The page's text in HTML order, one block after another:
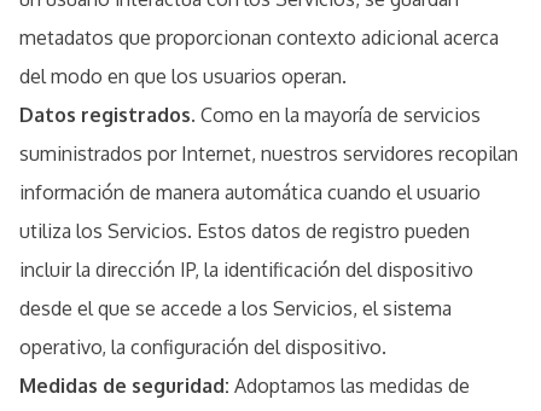
metadatos que proporcionan contexto adicional acerca
del modo en que los usuarios operan.
Datos registrados. Como en la mayoría de servicios
suministrados por Internet, nuestros servidores recopilan
información de manera automática cuando el usuario
utiliza los Servicios. Estos datos de registro pueden
incluir la dirección IP, la identificación del dispositivo
desde el que se accede a los Servicios, el sistema
operativo, la configuración del dispositivo.
Medidas de seguridad: Adoptamos las medidas de